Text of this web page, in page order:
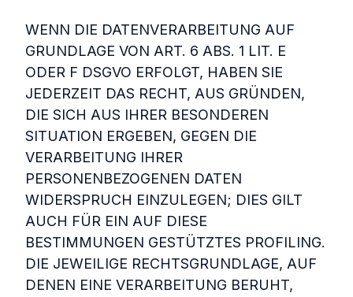
WENN DIE DATENVERARBEITUNG AUF
GRUNDLAGE VON ART. 6 ABS. 1 LIT. E
ODER F DSGVO ERFOLGT, HABEN SIE
JEDERZEIT DAS RECHT, AUS GRÜNDEN,
DIE SICH AUS IHRER BESONDEREN
SITUATION ERGEBEN, GEGEN DIE
VERARBEITUNG IHRER
PERSONENBEZOGENEN DATEN
WIDERSPRUCH EINZULEGEN; DIES GILT
AUCH FÜR EIN AUF DIESE
BESTIMMUNGEN GESTÜTZTES PROFILING.
DIE JEWEILIGE RECHTSGRUNDLAGE, AUF
DENEN EINE VERARBEITUNG BERUHT,